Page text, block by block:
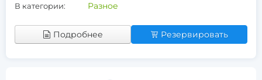
В категории: Разное
Подробнее Резервировать